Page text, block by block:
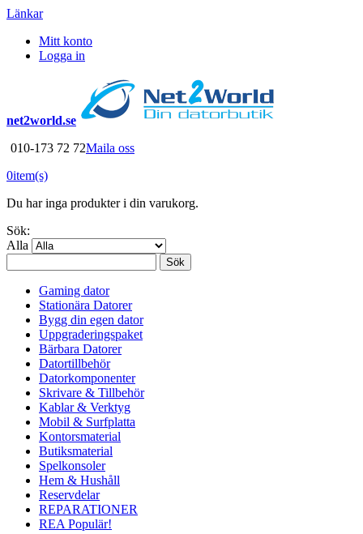
Länkar
Mitt konto
Logga in
net2world.se
010-173 72 72Maila oss
0item(s)
Du har inga produkter i din varukorg.
Sök:
Alla
Sök
Gaming dator
Stationära Datorer
Bygg din egen dator
Uppgraderingspaket
Bärbara Datorer
Datortillbehör
Datorkomponenter
Skrivare & Tillbehör
Kablar & Verktyg
Mobil & Surfplatta
Kontorsmaterial
Butiksmaterial
Spelkonsoler
Hem & Hushåll
Reservdelar
REPARATIONER
REA Populär!